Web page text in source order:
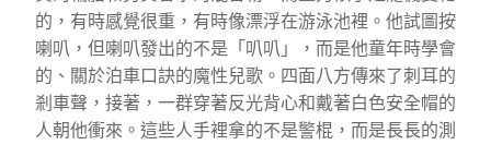
的，有時感覺很重，有時像漂浮在游泳池裡。他試圖按
喇叭，但喇叭發出的不是「叭叭」，而是他童年時學會
的、關於泊車口訣的魔性兒歌。四面八方傳來了刺耳的
剎車聲，接著，一群穿著反光背心和戴著白色安全帽的
人朝他衝來。這些人手裡拿的不是警棍，而是長長的測